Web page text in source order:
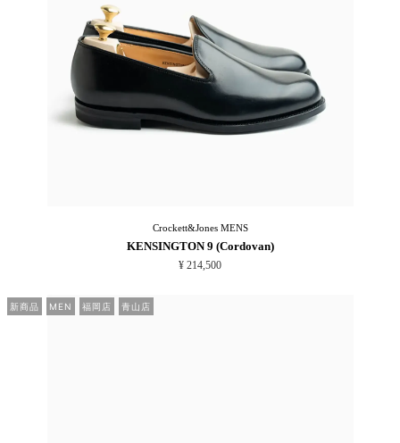
Crockett&JonesMENS
KENSINGTON 9 (Cordovan)
¥ 214,500
新商品 MEN 福岡店 青山店